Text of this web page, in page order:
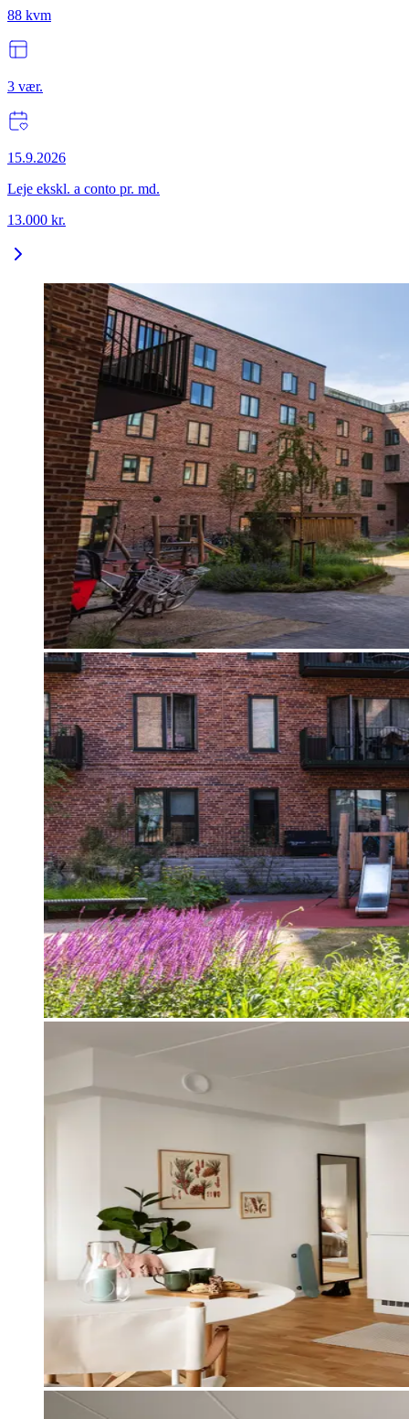
88 kvm
3 vær.
15.9.2026
Leje ekskl. a conto pr. md.
13.000 kr.